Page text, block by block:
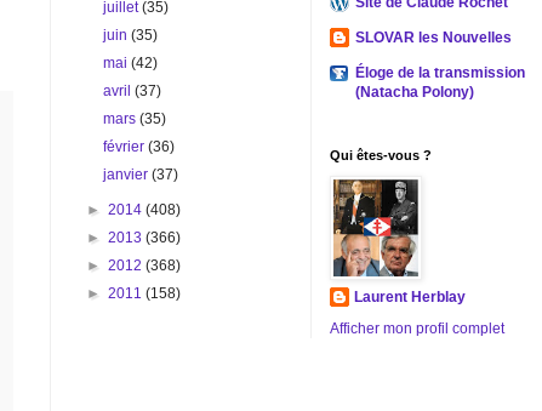
juillet(35)
juin(35)
mai(42)
avril(37)
mars(35)
février(36)
janvier(37)
► 2014 (408)
► 2013 (366)
► 2012 (368)
► 2011 (158)
SLOVAR les Nouvelles
Éloge de la transmission
(Natacha Polony)
Qui êtes-vous ?
Laurent Herblay
Afficher mon profil complet